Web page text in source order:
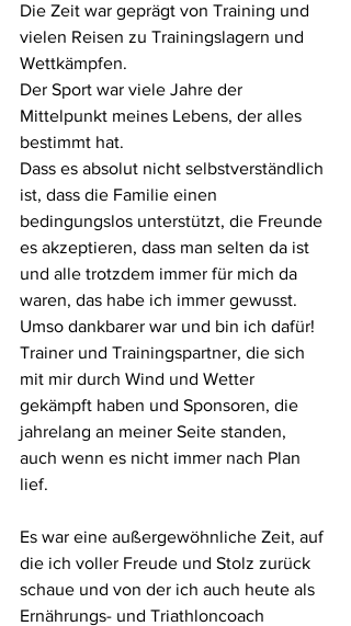
Die Zeit war geprägt von Training und
vielen Reisen zu Trainingslagern und
Wettkämpfen.
Der Sport war viele Jahre der
Mittelpunkt meines Lebens, der alles
bestimmt hat.
Dass es absolut nicht selbstverständlich
ist, dass die Familie einen
bedingungslos unterstützt, die Freunde
es akzeptieren, dass man selten da ist
und alle trotzdem immer für mich da
waren, das habe ich immer gewusst.
Umso dankbarer war und bin ich dafür!
Trainer und Trainingspartner, die sich
mit mir durch Wind und Wetter
gekämpft haben und Sponsoren, die
jahrelang an meiner Seite standen,
auch wenn es nicht immer nach Plan
lief.
Es war eine außergewöhnliche Zeit, auf
die ich voller Freude und Stolz zurück
schaue und von der ich auch heute als
Ernährungs- und Triathloncoach